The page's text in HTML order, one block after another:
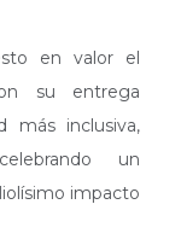
en valor el
su entrega
más inclusiva,
un
impacto